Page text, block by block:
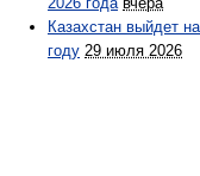
Казахстан выйдет
году 29 июля 2026